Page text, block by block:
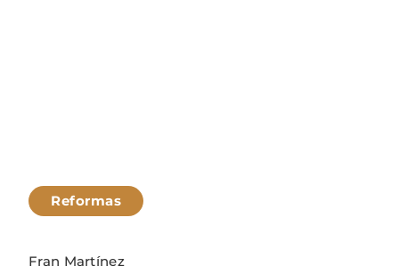
Reformas
Fran Martínez